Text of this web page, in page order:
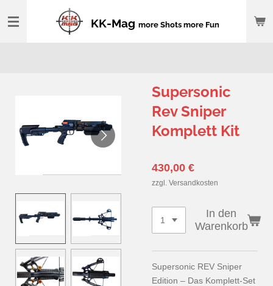
Hauptinhalt
KK-Mag more Shots more Fun
Supersonic
Rev Sniper
Komplett Kit
430,00 €
zzgl. Versandkosten
In den
Warenkorb
Supersonic REV Sniper
Edition – Das Komplett-Set